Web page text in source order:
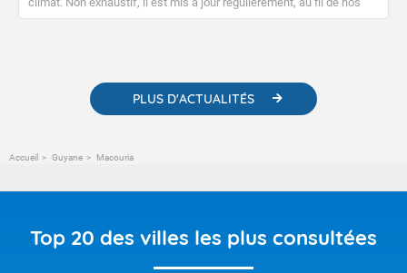
publications. Vous y trouverez également des liens utiles vers nos
PLUS D'ACTUALITÉS
Accueil Guyane Macouria
Top 20 des villes les plus consultées